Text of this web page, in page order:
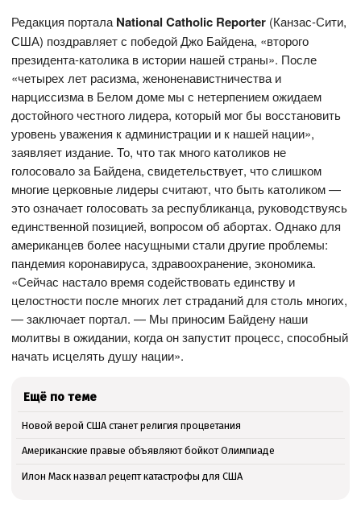
Редакция портала National Catholic Reporter (Канзас-Сити,
США) поздравляет с победой Джо Байдена, «второго
президента-католика в истории нашей страны». После
«четырех лет расизма, женоненавистничества и
нарциссизма в Белом доме мы с нетерпением ожидаем
достойного честного лидера, который мог бы восстановить
уровень уважения к администрации и к нашей нации»,
заявляет издание. То, что так много католиков не
голосовало за Байдена, свидетельствует, что слишком
многие церковные лидеры считают, что быть католиком —
это означает голосовать за республиканца, руководствуясь
единственной позицией, вопросом об абортах. Однако для
американцев более насущными стали другие проблемы:
пандемия коронавируса, здравоохранение, экономика.
«Сейчас настало время содействовать единству и
целостности после многих лет страданий для столь многих,
— заключает портал. — Мы приносим Байдену наши
молитвы в ожидании, когда он запустит процесс, способный
начать исцелять душу нации».
Ещё по теме
Новой верой США станет религия процветания
Американские правые объявляют бойкот Олимпиаде
Илон Маск назвал рецепт катастрофы для США